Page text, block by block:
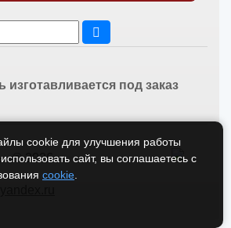
изготавливается под заказ
© 2026
cookie для улучшения работы
сайт, вы соглашаетесь с
cookie